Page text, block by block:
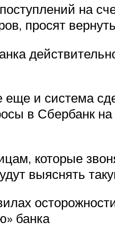
на
просят
и система
в Сбербанк
которые
выяснять
банка